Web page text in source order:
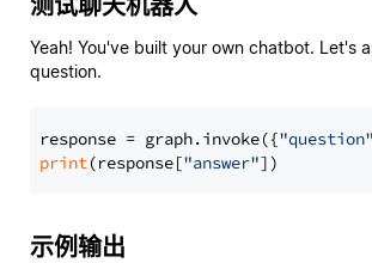
测试聊天机器人
Yeah! You've built your own chatbot. Let's
question.
response = graph.invoke({"question"
print(response["answer"
示例输出